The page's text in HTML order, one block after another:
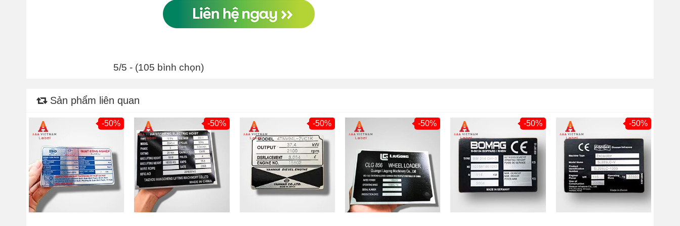
5/5 - (105 bình chọn)
Sản phẩm liên quan
-50% -50% -50% -50% -50% -50%